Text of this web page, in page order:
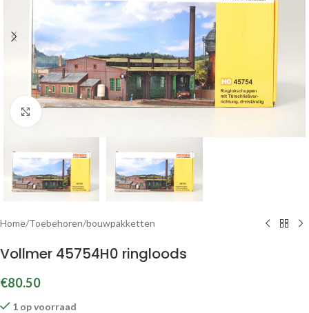
Click to enlarge
Home/Toebehoren/bouwpakketten
Vollmer 45754H0 ringloods
€80.50
1 op voorraad